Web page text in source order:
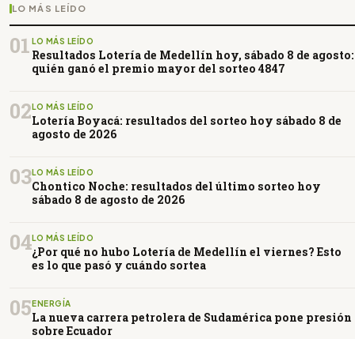
LO MÁS LEÍDO
01 LO MÁS LEÍDO
Resultados Lotería de Medellín hoy, sábado 8 de agosto:
quién ganó el premio mayor del sorteo 4847
02LO MÁS LEÍDO
Lotería Boyacá: resultados del sorteo hoy sábado 8 de
agosto de 2026
03LO MÁS LEÍDO
Chontico Noche: resultados del último sorteo hoy
sábado 8 de agosto de 2026
04LO MÁS LEÍDO
¿Por qué no hubo Lotería de Medellín el viernes? Esto
es lo que pasó y cuándo sortea
05ENERGÍA
La nueva carrera petrolera de Sudamérica pone presión
sobre Ecuador